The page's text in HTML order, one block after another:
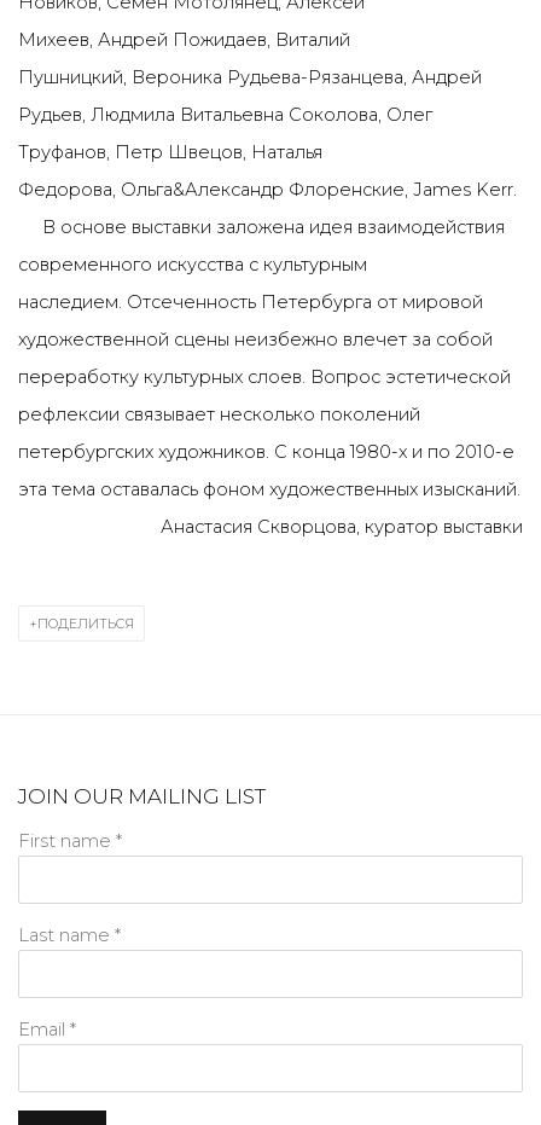
Михеев, Андрей Пожидаев, Виталий
Пушницкий, Вероника Рудьева-Рязанцева, Андрей
Рудьев, Людмила Витальевна Соколова, Олег
Труфанов, Петр Швецов, Наталья
Федорова, Ольга&Александр Флоренские, James Kerr.
В основе выставки заложена идея взаимодействия
современного искусства с культурным
наследием. Отсеченность Петербурга от мировой
художественной сцены неизбежно влечет за собой
переработку культурных слоев. Вопрос эстетической
рефлексии связывает несколько поколений
петербургских художников. С конца 1980-х и по 2010-е
эта тема оставалась фоном художественных изысканий.
Анастасия Скворцова, куратор выставки
ПОДЕЛИТЬСЯ
JOIN OUR MAILING LIST
First name *
Last name *
Email *